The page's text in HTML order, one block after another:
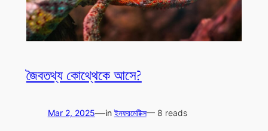
জৈবতথ্য কোথ্থেকে আসে?
Mar 2, 2025—inইনফরমেটিক্স— 8 reads